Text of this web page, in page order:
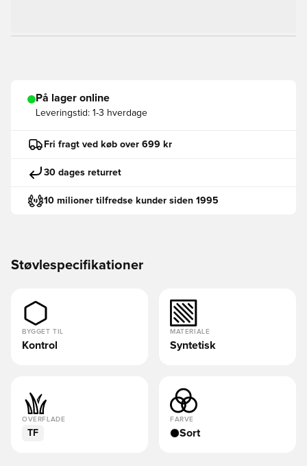
På lager online
Leveringstid: 1-3 hverdage
Fri fragt ved køb over 699 kr
30 dages returret
10 milioner tilfredse kunder siden 1995
Støvlespecifikationer
BYGGET TIL
Kontrol
MATERIALE
Syntetisk
OVERFLADE
TF
FARVE
Sort